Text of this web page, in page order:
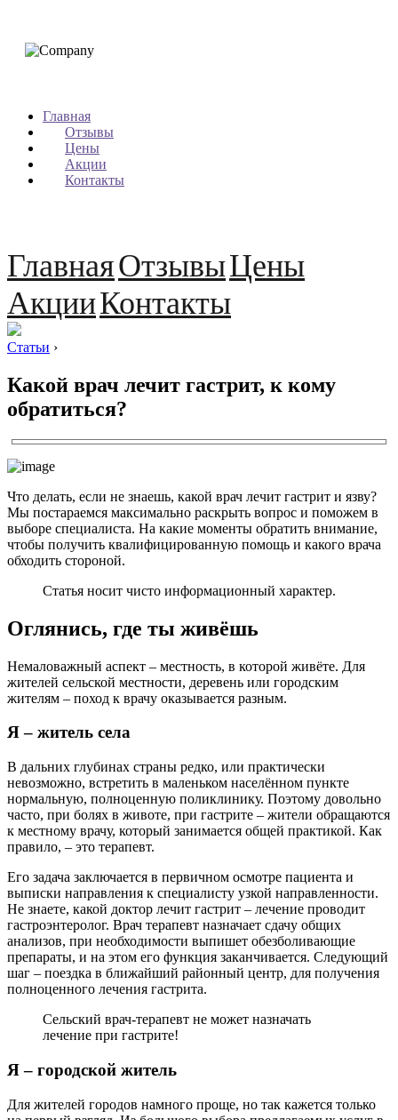
Главная
Отзывы
Цены
Акции
Контакты
ГлавнаяОтзывыЦены
АкцииКонтакты
Статьи ›
Какой врач лечит гастрит, к кому
обратиться?
Что делать, если не знаешь, какой врач лечит гастрит и язву?
Мы постараемся максимально раскрыть вопрос и поможем в
выборе специалиста. На какие моменты обратить внимание,
чтобы получить квалифицированную помощь и какого врача
обходить стороной.
Статья носит чисто информационный характер.
Оглянись, где ты живёшь
Немаловажный аспект – местность, в которой живёте. Для
жителей сельской местности, деревень или городским
жителям – поход к врачу оказывается разным.
Я – житель села
В дальних глубинах страны редко, или практически
невозможно, встретить в маленьком населённом пункте
нормальную, полноценную поликлинику. Поэтому довольно
часто, при болях в животе, при гастрите – жители обращаются
к местному врачу, который занимается общей практикой. Как
правило, – это терапевт.
Его задача заключается в первичном осмотре пациента и
выписки направления к специалисту узкой направленности.
Не знаете, какой доктор лечит гастрит – лечение проводит
гастроэнтеролог. Врач терапевт назначает сдачу общих
анализов, при необходимости выпишет обезболивающие
препараты, и на этом его функция заканчивается. Следующий
шаг – поездка в ближайший районный центр, для получения
полноценного лечения гастрита.
Сельский врач-терапевт не может назначать
лечение при гастрите!
Я – городской житель
Для жителей городов намного проще, но так кажется только